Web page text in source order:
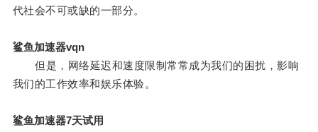
代社会不可或缺的一部分。
鲨鱼加速器vqn
但是，网络延迟和速度限制常常成为我们的困扰，影响
我们的工作效率和娱乐体验。
鲨鱼加速器7天试用